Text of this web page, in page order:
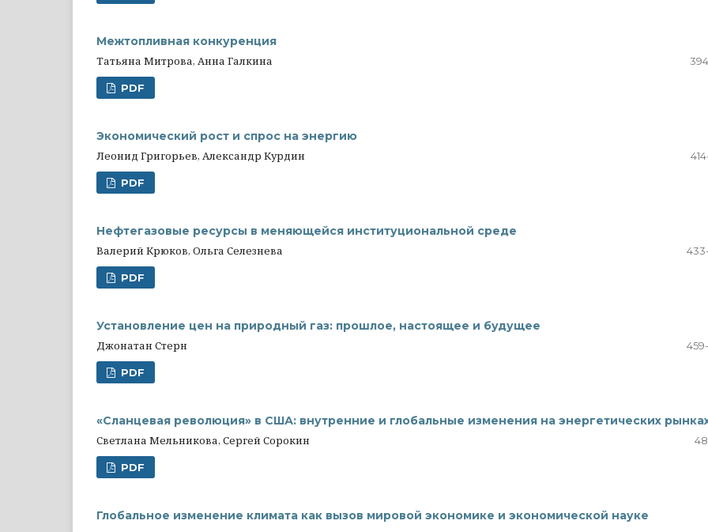
Межтопливная конкуренция
Татьяна Митрова, Анна Галкина
PDF
Экономический рост и спрос на энергию
Леонид Григорьев, Александр Курдин
PDF
Нефтегазовые ресурсы в меняющейся институциональной среде
Валерий Крюков, Ольга Селезнева
PDF
Установление цен на природный газ: прошлое, настоящее и будущее
Джонатан Стерн
PDF
«Сланцевая революция» в США: внутренние и глобальные изменения на энергетических
Светлана Мельникова, Сергей Сорокин
PDF
Глобальное изменение климата как вызов мировой экономике и экономической науке